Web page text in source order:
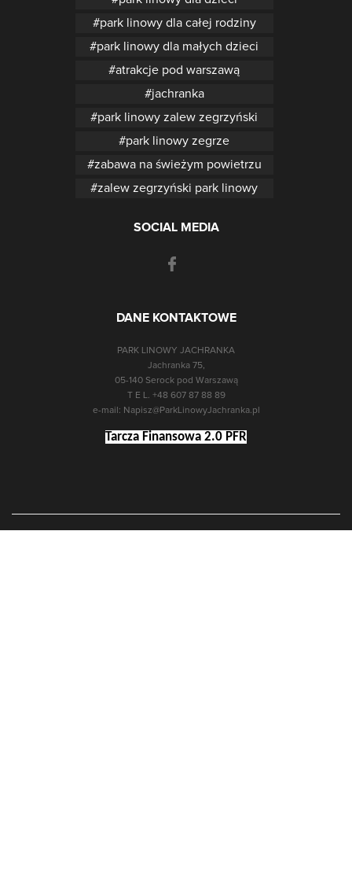
park linowy dla całej rodziny
park linowy dla małych dzieci
atrakcje pod warszawą
jachranka
park linowy zalew zegrzyński
park linowy zegrze
zabawa na świeżym powietrzu
zalew zegrzyński park linowy
SOCIAL MEDIA
DANE KONTAKTOWE
PARK LINOWY JACHRANKA
Jachranka 75,
05-140 Serock pod Warszawą
T E L. +48 607 87 88 89
e-mail: Napisz@ParkLinowyJachranka.pl
Tarcza Finansowa 2.0 PFR